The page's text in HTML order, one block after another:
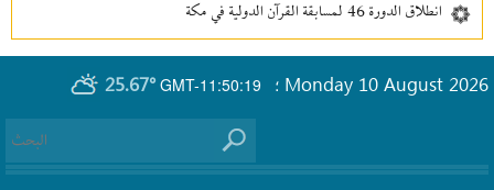
انطلاق الدورة 46 لمسابقة القرآن الدولية في مكة
GMT-11:50:19
25.67° Monday 10 August 2026 ؛